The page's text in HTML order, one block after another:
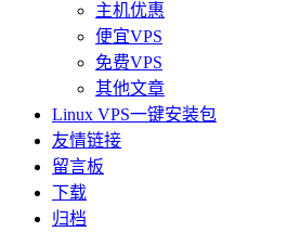
主机优惠
便宜VPS
免费VPS
其他文章
Linux VPS一键安装包
友情链接
留言板
下载
归档